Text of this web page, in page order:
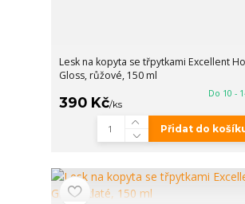
Lesk na kopyta se třpytkami Excellent
Gloss, růžové, 150 ml
390 Kč/ks
Do 10 -
Přidat do